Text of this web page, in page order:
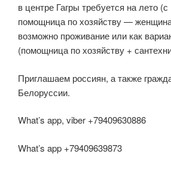
в центре Гагры требуется на лето
помощница по хозяйству —
возможно проживание или как
(помощница по хозяйству +
Приглашаем россиян, а также
Белоруссии.
What’s app, viber +79409630886
What’s app +79409639873